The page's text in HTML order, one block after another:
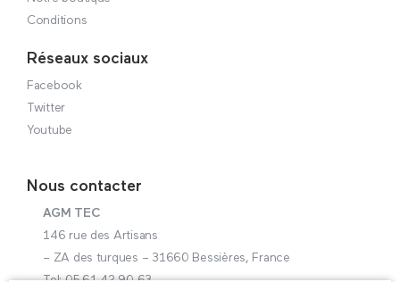
Conditions
Réseaux sociaux
Facebook
Twitter
Youtube
Nous contacter
AGM TEC
146 rue des Artisans
– ZA des turques – 31660 Bessières, France